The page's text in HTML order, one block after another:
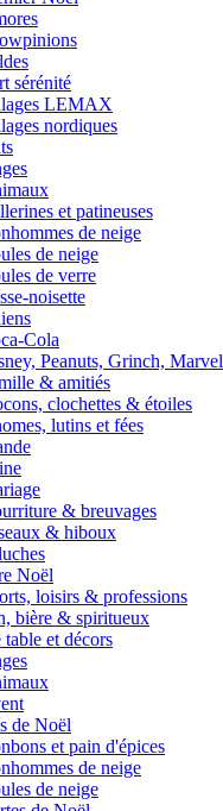
sérénité
LEMAX
nordiques
et patineuses
de neige
de neige
de verre
noisette
Cola
Peanuts, Grinch, Marvel
& amitiés
clochettes & étoiles
lutins et fées
& breuvages
& hiboux
Noël
loisirs & professions
bière & spiritueux
table et décors
de Noël
et pain d'épices
de neige
de neige